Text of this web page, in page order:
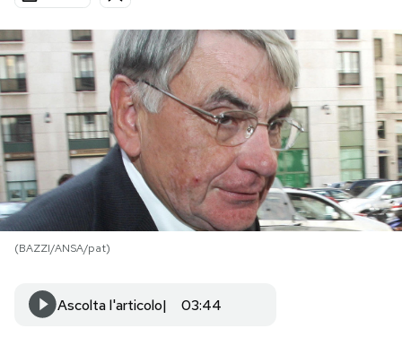
PODCAST
NEWSLETTER
I MIEI PREFERITI
(BAZZI/ANSA/pat)
Ascolta l'articolo 03:44